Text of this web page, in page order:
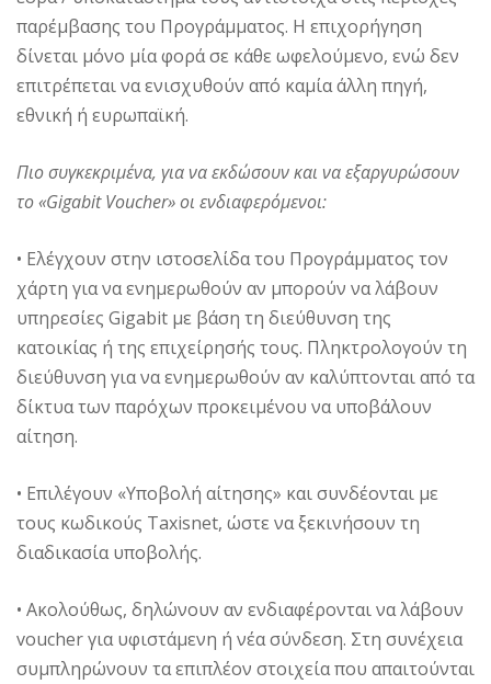
παρέμβασης του Προγράμματος. Η επιχορήγηση
δίνεται μόνο μία φορά σε κάθε ωφελούμενο, ενώ δεν
επιτρέπεται να ενισχυθούν από καμία άλλη πηγή,
εθνική ή ευρωπαϊκή.
Πιο συγκεκριμένα, για να εκδώσουν και να εξαργυρώσουν
το «Gigabit Voucher» οι ενδιαφερόμενοι:
• Ελέγχουν στην ιστοσελίδα του Προγράμματος τον
χάρτη για να ενημερωθούν αν μπορούν να λάβουν
υπηρεσίες Gigabit με βάση τη διεύθυνση της
κατοικίας ή της επιχείρησής τους. Πληκτρολογούν τη
διεύθυνση για να ενημερωθούν αν καλύπτονται από τα
δίκτυα των παρόχων προκειμένου να υποβάλουν
αίτηση.
• Επιλέγουν «Υποβολή αίτησης» και συνδέονται με
τους κωδικούς Taxisnet, ώστε να ξεκινήσουν τη
διαδικασία υποβολής.
• Ακολούθως, δηλώνουν αν ενδιαφέρονται να λάβουν
voucher για υφιστάμενη ή νέα σύνδεση. Στη συνέχεια
συμπληρώνουν τα επιπλέον στοιχεία που απαιτούνται